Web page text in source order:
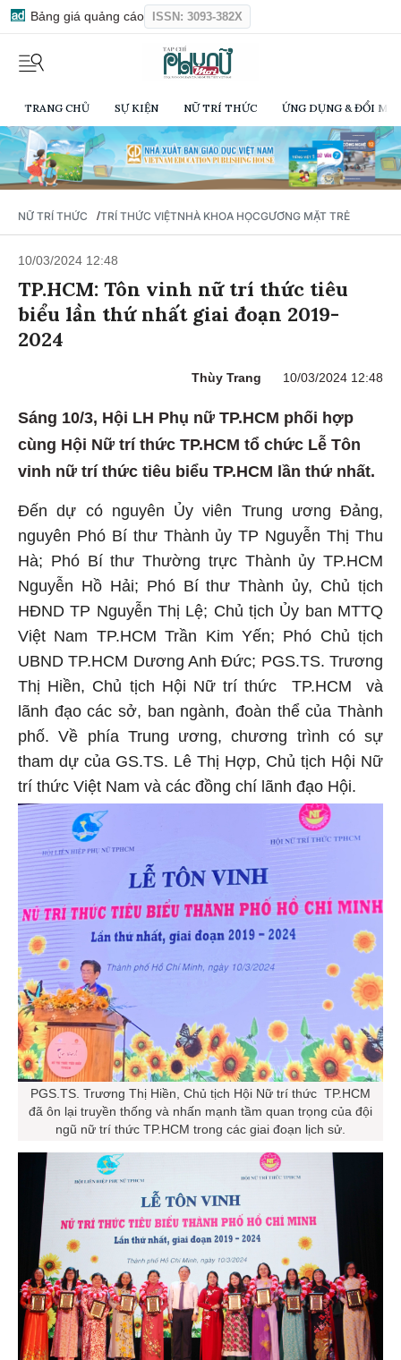
Bảng giá quảng cáo ISSN: 3093-382X
TRANG CHỦ SỰ KIỆN NỮ TRÍ THỨC ỨNG DỤNG & ĐỔI
NỮ TRÍ THỨC / TRÍ THỨC VIỆT NHÀ KHOA HỌCGƯƠNG MẶT TRẺ
10/03/2024 12:48
TP.HCM: Tôn vinh nữ trí thức tiêu
biểu lần thứ nhất giai đoạn 2019-
2024
Thùy Trang 10/03/2024 12:48
Sáng 10/3, Hội LH Phụ nữ TP.HCM phối hợp
cùng Hội Nữ trí thức TP.HCM tổ chức Lễ Tôn
vinh nữ trí thức tiêu biểu TP.HCM lần thứ nhất.
Đến dự có nguyên Ủy viên Trung ương Đảng,
nguyên Phó Bí thư Thành ủy TP Nguyễn Thị Thu
Hà; Phó Bí thư Thường trực Thành ủy TP.HCM
Nguyễn Hồ Hải; Phó Bí thư Thành ủy, Chủ tịch
HĐND TP Nguyễn Thị Lệ; Chủ tịch Ủy ban MTTQ
Việt Nam TP.HCM Trần Kim Yến; Phó Chủ tịch
UBND TP.HCM Dương Anh Đức; PGS.TS. Trương
Thị Hiền, Chủ tịch Hội Nữ trí thức TP.HCM và
lãnh đạo các sở, ban ngành, đoàn thể của Thành
phố. Về phía Trung ương, chương trình có sự
tham dự của GS.TS. Lê Thị Hợp, Chủ tịch Hội Nữ
trí thức Việt Nam và các đồng chí lãnh đạo Hội.
PGS.TS. Trương Thị Hiền, Chủ tịch Hội Nữ trí thức TP.HCM
đã ôn lại truyền thống và nhấn mạnh tầm quan trọng của đội
ngũ nữ trí thức TP.HCM trong các giai đoạn lịch sử.